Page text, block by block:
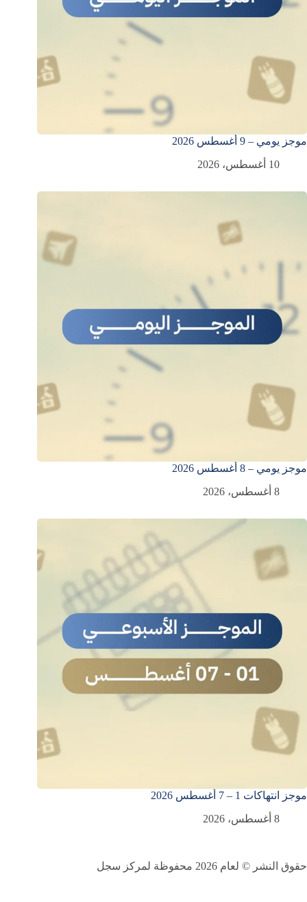
موجز يومي – 9 أغسطس 2026
10 أغسطس، 2026
موجز يومي – 8 أغسطس 2026
8 أغسطس، 2026
موجز انتهاكات 1 – 7 أغسطس 2026
8 أغسطس، 2026
حقوق النشر © لعام 2026 محفوظة لمركز سجل